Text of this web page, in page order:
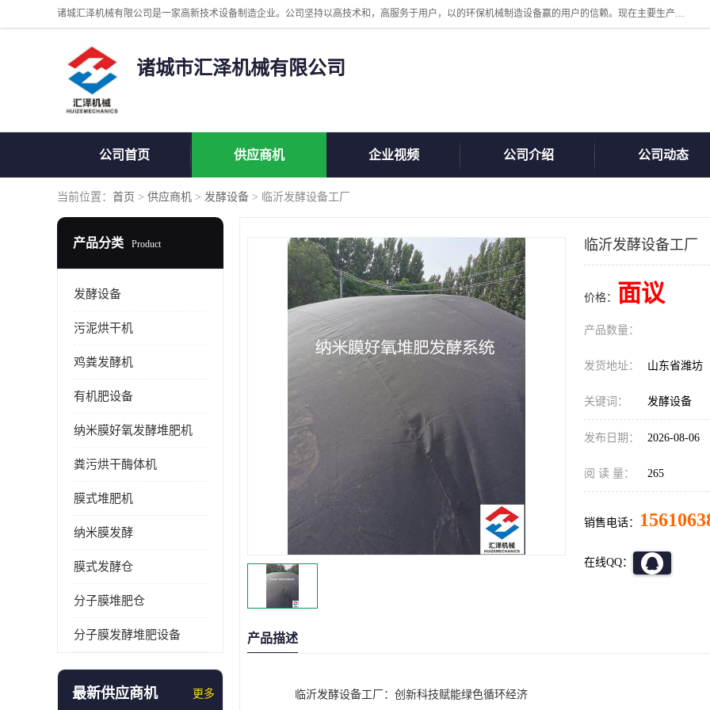
诸城汇泽机械有限公司是一家高新技术设备制造企业。公司坚持以高技术和，高服务于用户，以的环保机械制造设备赢的用户的信赖。现在主要生产死亡畜禽无害化处理和立式和卧式有机肥设备，搅拌机，烘干机，高温发酵机等。污水处理设备，固液分离机。气浮机，化制机等。公司秉承品质，用户至上，科技创新的经营理。
诸城市汇泽机械有限公司
公司首页 供应商机 企业视频 公司介绍 公司动态
当前位置： 首页 > 供应商机 > 发酵设备 > 临沂发酵设备工厂
产品分类 Product
发酵设备
污泥烘干机
鸡粪发酵机
有机肥设备
纳米膜好氧发酵堆肥机
粪污烘干酶体机
膜式堆肥机
纳米膜发酵
膜式发酵仓
分子膜堆肥仓
分子膜发酵堆肥设备
最新供应商机 更多
临沂发酵设备工厂
价格： 面议
产品数量：
发货地址： 山东省潍坊
关键词： 发酵设备
发布日期： 2026-08-06
阅 读 量： 265
销售电话：
在线QQ：
产品描述
临沂发酵设备工厂：创新科技赋能绿色循环经济